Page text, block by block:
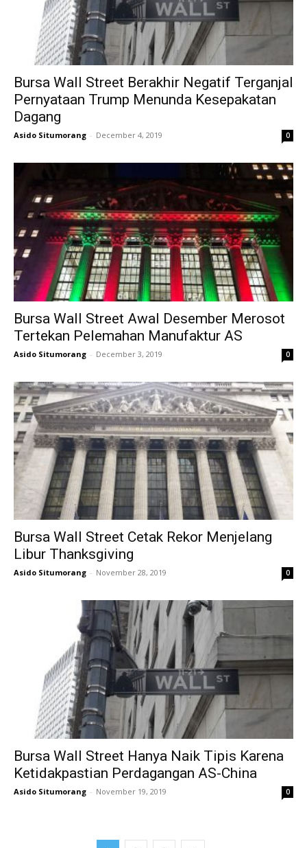
Bursa Wall Street Berakhir Negatif Terganjal
Pernyataan Trump Menunda Kesepakatan
Dagang
Asido Situmorang - December 4, 2019 0
Bursa Wall Street Awal Desember Merosot
Tertekan Pelemahan Manufaktur AS
Asido Situmorang - December 3, 2019 0
Bursa Wall Street Cetak Rekor Menjelang
Libur Thanksgiving
Asido Situmorang - November 28, 2019 0
Bursa Wall Street Hanya Naik Tipis Karena
Ketidakpastian Perdagangan AS-China
Asido Situmorang - November 19, 2019 0